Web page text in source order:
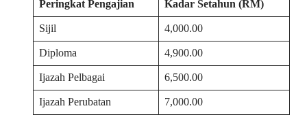
Peringkat Pengajian
Kadar Setahun (RM)
Sijil
4,000.00
Diploma
4,900.00
Ijazah Pelbagai
6,500.00
Ijazah Perubatan
7,000.00